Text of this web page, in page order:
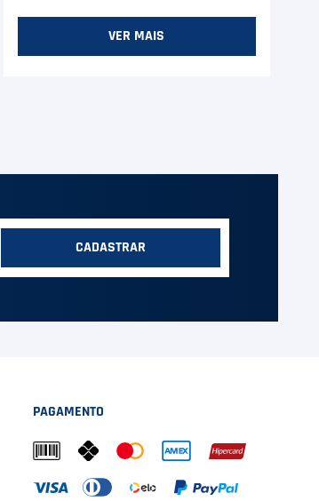
VER MAIS
CADASTRAR
PAGAMENTO